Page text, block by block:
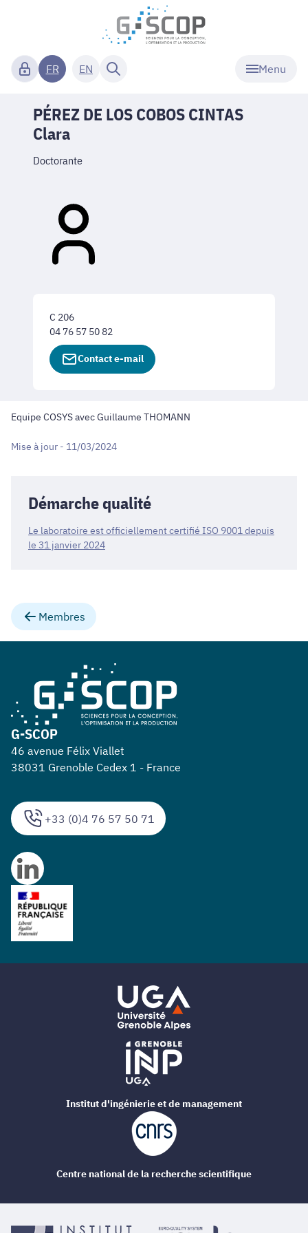
Menu
FR EN
PÉREZ DE LOS COBOS CINTAS
Clara
Doctorante
C 206
04 76 57 50 82
Contact e-mail
Equipe COSYS avec Guillaume THOMANN
Mise à jour - 11/03/2024
Démarche qualité
Le laboratoire est officiellement certifié ISO 9001 depuis
le 31 janvier 2024
Membres
+33 (0)4 76 57 50 71
G-SCOP
46 avenue Félix Viallet
38031 Grenoble Cedex 1 - France
Institut d'ingénierie et de management
Centre national de la recherche scientifique